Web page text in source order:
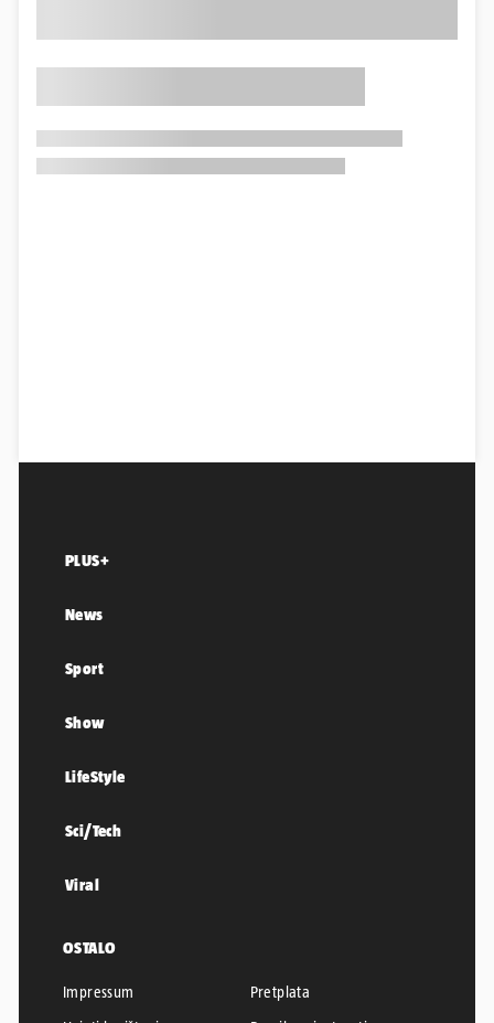
PLUS+
News
Sport
Show
LifeStyle
Sci/Tech
Viral
OSTALO
Impressum
Pretplata